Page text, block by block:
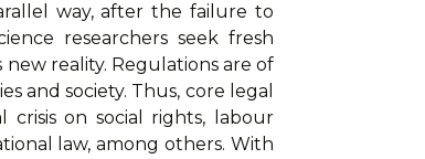
way, after the failure to
researchers seek fresh
reality. Regulations are of
and society. Thus, core legal
on social rights, labour
law, among others. With